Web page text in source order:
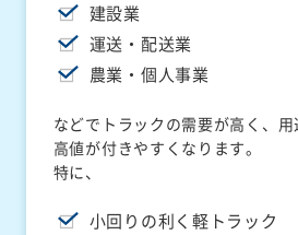
建設業
運送・配送業
農業・個人事業
などでトラックの需要が高く、
高値が付きやすくなります。
特に、
小回りの利く軽トラック